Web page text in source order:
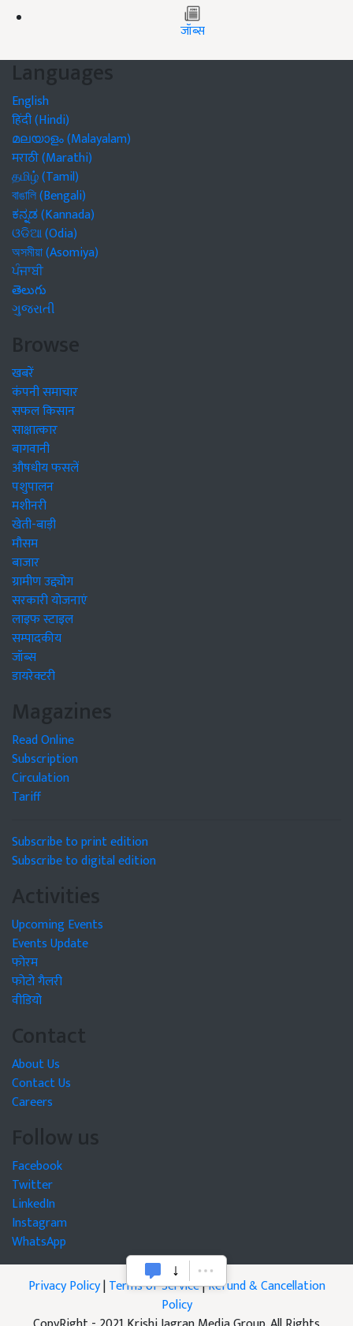
जॉब्स
Languages
English
हिंदी (Hindi)
മലയാളം (Malayalam)
मराठी (Marathi)
தமிழ் (Tamil)
বাঙালি (Bengali)
ಕನ್ನಡ (Kannada)
ଓଡିଆ (Odia)
অসমীয়া (Asomiya)
ਪੰਜਾਬੀ
తెలుగు
ગુજરાતી
Browse
खबरें
कंपनी समाचार
सफल किसान
साक्षात्कार
बागवानी
औषधीय फसलें
पशुपालन
मशीनरी
खेती-बाड़ी
मौसम
बाजार
ग्रामीण उद्द्योग
सरकारी योजनाएं
लाइफ स्टाइल
सम्पादकीय
जॉब्स
डायरेक्टरी
Magazines
Read Online
Subscription
Circulation
Tariff
Subscribe to print edition
Subscribe to digital edition
Activities
Upcoming Events
Events Update
फोरम
फोटो गैलरी
वीडियो
Contact
About Us
Contact Us
Careers
Follow us
Facebook
Twitter
LinkedIn
Instagram
WhatsApp
Privacy Policy|Terms of Service|Refund & Cancellation
Policy